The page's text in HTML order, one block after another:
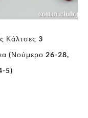
Κάλτσες 3
(Νούμερο 26-28,
5)